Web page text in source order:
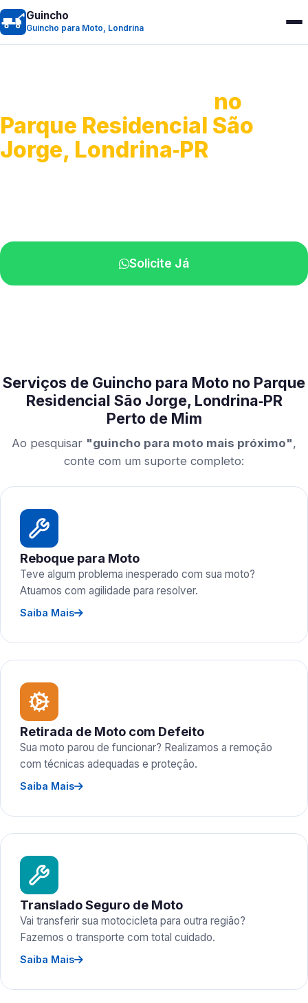
Guincho
Guincho para Moto, Londrina
no
Parque Residencial São
Jorge, Londrina‑PR
Solicite Já
Serviços de Guincho para Moto no Parque
Residencial São Jorge, Londrina‑PR
Perto de Mim
Ao pesquisar "guincho para moto mais próximo",
conte com um suporte completo:
Reboque para Moto
Teve algum problema inesperado com sua moto?
Atuamos com agilidade para resolver.
Saiba Mais
Retirada de Moto com Defeito
Sua moto parou de funcionar? Realizamos a remoção
com técnicas adequadas e proteção.
Saiba Mais
Translado Seguro de Moto
Vai transferir sua motocicleta para outra região?
Fazemos o transporte com total cuidado.
Saiba Mais